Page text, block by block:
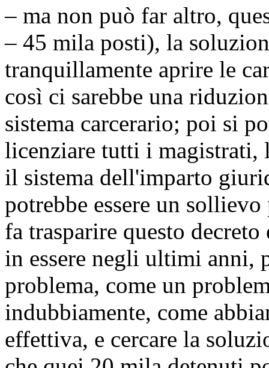
– ma non può far altro,
– 45 mila posti), la
tranquillamente aprire le
così ci sarebbe una
sistema carcerario; poi si
licenziare tutti i magistrati,
il sistema dell'imparto
potrebbe essere un
fa trasparire questo
in essere negli ultimi anni,
problema, come un
indubbiamente, come
effettiva, e cercare la